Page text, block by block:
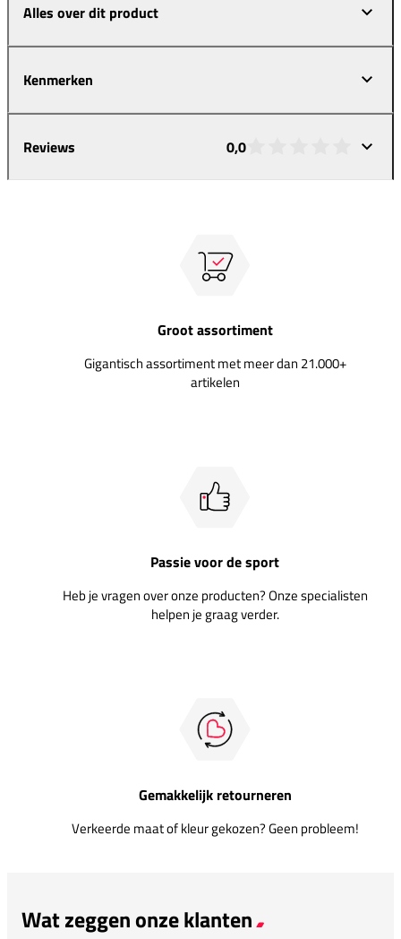
Alles over dit product
Kenmerken
Reviews 0,0
Groot assortiment
Gigantisch assortiment met meer dan 21.000+
artikelen
Passie voor de sport
Heb je vragen over onze producten? Onze specialisten
helpen je graag verder.
Gemakkelijk retourneren
Verkeerde maat of kleur gekozen? Geen probleem!
Wat zeggen onze klanten